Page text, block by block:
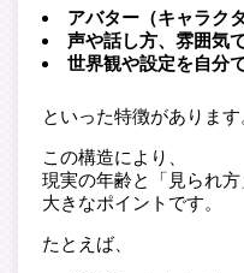
アバター（キャラク
声や話し方、雰囲気
世界観や設定を自分
といった特徴があります
この構造により、
現実の年齢と「見られ
大きなポイントです。
たとえば、